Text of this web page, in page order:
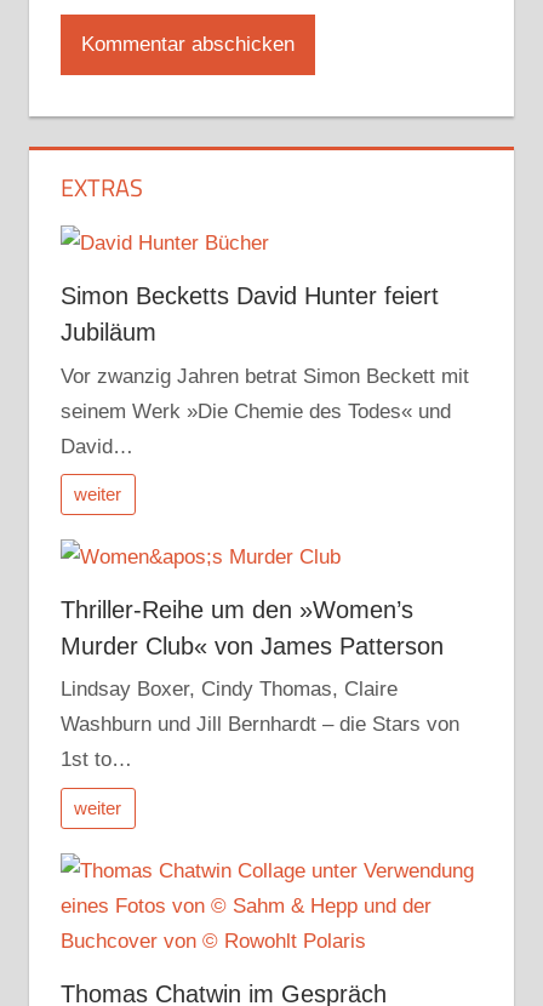
EXTRAS
Simon Becketts David Hunter feiert
Jubiläum
Vor zwanzig Jahren betrat Simon Beckett mit
seinem Werk »Die Chemie des Todes« und
David…
weiter
Thriller-Reihe um den »Women’s
Murder Club« von James Patterson
Lindsay Boxer, Cindy Thomas, Claire
Washburn und Jill Bernhardt – die Stars von
1st to…
weiter
Thomas Chatwin im Gespräch